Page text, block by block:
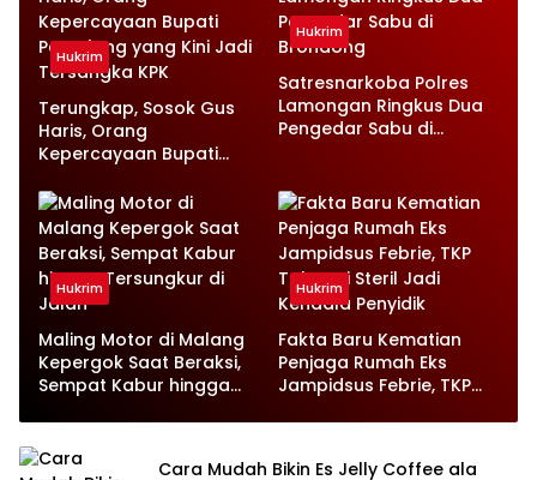
Hukrim
Terungkap, Sosok Gus
Haris, Orang
Kepercayaan Bupati
Tersangka KPK
Hukrim
Satresnarkoba Polres
Lamongan Ringkus Dua
Pengedar Sabu di
Hukrim
Maling Motor di Malang
Kepergok Saat Beraksi,
Sempat Kabur hingga
Hukrim
Fakta Baru Kematian
Penjaga Rumah Eks
Jampidsus Febrie, TKP
Cara Mudah Bikin Es Jelly Coffee ala